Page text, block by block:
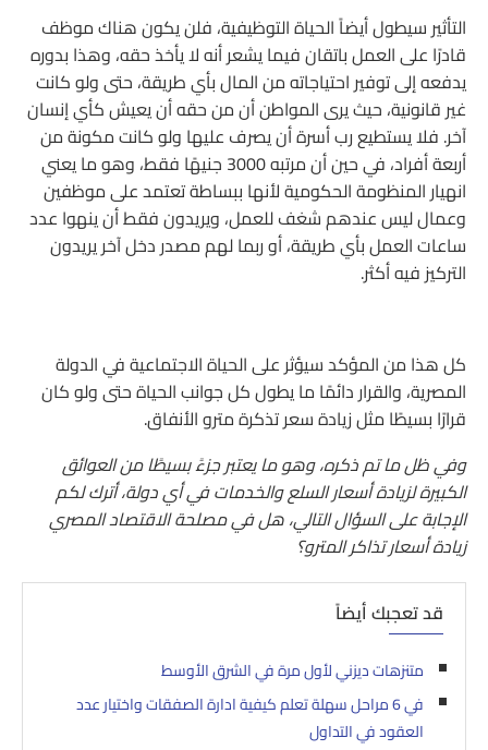
التأثير سيطول أيضاً الحياة التوظيفية، فلن يكون هناك موظف
قادرًا على العمل باتقان فيما يشعر أنه لا يأخذ حقه، وهذا بدوره
يدفعه إلى توفير احتياجاته من المال بأي طريقة، حتى ولو كانت
غير قانونية، حيث يرى المواطن أن من حقه أن يعيش كأي إنسان
آخر. فلا يستطيع رب أسرة أن يصرف عليها ولو كانت مكونة من
أربعة أفراد، في حين أن مرتبه 3000 جنيهًا فقط، وهو ما يعني
انهيار المنظومة الحكومية لأنها ببساطة تعتمد على موظفين
وعمال ليس عندهم شغف للعمل، ويريدون فقط أن ينهوا عدد
ساعات العمل بأي طريقة، أو ربما لهم مصدر دخل آخر يريدون
التركيز فيه أكثر.
كل هذا من المؤكد سيؤثر على الحياة الاجتماعية في الدولة
المصرية، والقرار دائمًا ما يطول كل جوانب الحياة حتى ولو كان
قرارًا بسيطًا مثل زيادة سعر تذكرة مترو الأنفاق.
وفي ظل ما تم ذكره، وهو ما يعتبر جزءً بسيطًا من العوائق
الكبيرة لزيادة أسعار السلع والخدمات في أي دولة، أترك لكم
الإجابة على السؤال التالي، هل في مصلحة الاقتصاد المصري
زيادة أسعار تذاكر المترو؟
قد تعجبك أيضاً
متنزهات ديزني لأول مرة في الشرق الأوسط
في 6 مراحل سهلة تعلم كيفية ادارة الصفقات واختيار عدد
العقود في التداول